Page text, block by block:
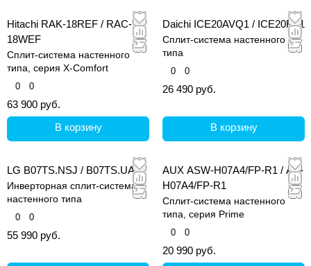
Hitachi RAK-18REF / RAC-
18WEF
Сплит-система настенного
типа, серия X-Comfort
0 0
63 900 руб.
В корзину
Daichi ICE20AVQ1 / ICE20FV1
Сплит-система настенного
типа
0 0
26 490 руб.
В корзину
LG B07TS.NSJ / B07TS.UA3
Инверторная сплит-система
настенного типа
0 0
55 990 руб.
AUX ASW-H07A4/FP-R1 / AS-
H07A4/FP-R1
Сплит-система настенного
типа, серия Prime
0 0
20 990 руб.